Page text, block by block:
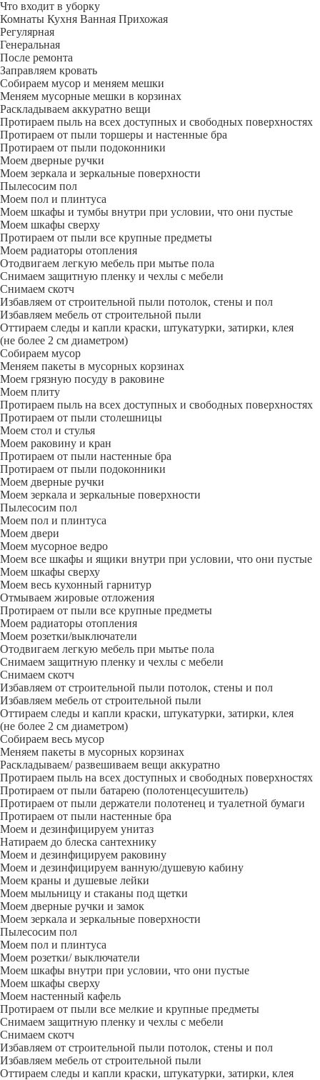
Что входит в уборку
Регу­лярная
Гене­ральная
После ремонта
Заправляем кровать
Собираем мусор и меняем мешки
Меняем мусорные мешки в корзинах
Раскладываем аккуратно вещи
Протираем пыль на всех доступных и свободных поверхностях
Протираем от пыли торшеры и настенные бра
Протираем от пыли подоконники
Моем дверные ручки
Моем зеркала и зеркальные поверхности
Пылесосим пол
Моем пол и плинтуса
Моем шкафы и тумбы внутри при условии, что они пустые
Моем шкафы сверху
Протираем от пыли все крупные предметы
Моем радиаторы отопления
Отодвигаем легкую мебель при мытье пола
Снимаем защитную пленку и чехлы с мебели
Снимаем скотч
Избавляем от строительной пыли потолок, стены и пол
Избавляем мебель от строительной пыли
Оттираем следы и капли краски, штукатурки, затирки, клея
(не более 2 см диаметром)
Собираем мусор
Меняем пакеты в мусорных корзинах
Моем грязную посуду в раковине
Моем плиту
Протираем пыль на всех доступных и свободных поверхностях
Протираем от пыли столешницы
Моем стол и стулья
Моем раковину и кран
Протираем от пыли настенные бра
Протираем от пыли подоконники
Моем дверные ручки
Моем зеркала и зеркальные поверхности
Пылесосим пол
Моем пол и плинтуса
Моем двери
Моем мусорное ведро
Моем все шкафы и ящики внутри при условии, что они пустые
Моем шкафы сверху
Моем весь кухонный гарнитур
Отмываем жировые отложения
Протираем от пыли все крупные предметы
Моем радиаторы отопления
Моем розетки/выключатели
Отодвигаем легкую мебель при мытье пола
Снимаем защитную пленку и чехлы с мебели
Снимаем скотч
Избавляем от строительной пыли потолок, стены и пол
Избавляем мебель от строительной пыли
Оттираем следы и капли краски, штукатурки, затирки, клея
(не более 2 см диаметром)
Собираем весь мусор
Меняем пакеты в мусорных корзинах
Раскладываем/ развешиваем вещи аккуратно
Протираем пыль на всех доступных и свободных поверхностях
Протираем от пыли батарею (полотенцесушитель)
Протираем от пыли держатели полотенец и туалетной бумаги
Протираем от пыли настенные бра
Моем и дезинфицируем унитаз
Натираем до блеска сантехнику
Моем и дезинфицируем раковину
Моем и дезинфицируем ванную/душевую кабину
Моем краны и душевые лейки
Моем мыльницу и стаканы под щетки
Моем дверные ручки и замок
Моем зеркала и зеркальные поверхности
Пылесосим пол
Моем пол и плинтуса
Моем розетки/ выключатели
Моем шкафы внутри при условии, что они пустые
Моем шкафы сверху
Моем настенный кафель
Протираем от пыли все мелкие и крупные предметы
Снимаем защитную пленку и чехлы с мебели
Снимаем скотч
Избавляем от строительной пыли потолок, стены и пол
Избавляем мебель от строительной пыли
Оттираем следы и капли краски, штукатурки, затирки, клея